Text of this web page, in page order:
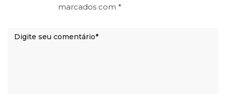
marcados com *